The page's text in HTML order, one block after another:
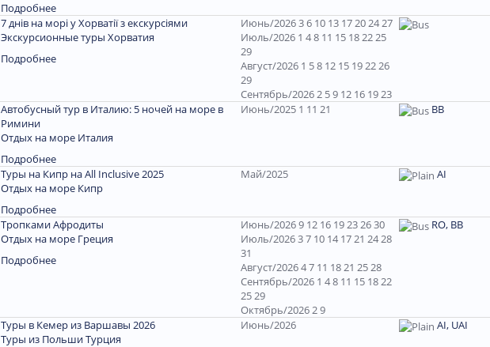
Подробнее
7 днів на морі у Хорватії з екскурсіями
Экскурсионные туры Хорватия
Подробнее
Июнь/2026 3 6 10 13 17 20 24 27
Июль/2026 1 4 8 11 15 18 22 25
29
Август/2026 1 5 8 12 15 19 22 26
29
Сентябрь/2026 2 5 9 12 16 19 23
Автобусный тур в Италию: 5 ночей на море в
Римини
Отдых на море Италия
Подробнее
Июнь/2025 1 11 21 ВВ
Туры на Кипр на All Inclusive 2025
Отдых на море Кипр
Подробнее
Май/2025 AI
Тропками Афродиты
Отдых на море Греция
Подробнее
Июнь/2026 9 12 16 19 23 26 30
Июль/2026 3 7 10 14 17 21 24 28
31
Август/2026 4 7 11 18 21 25 28
Сентябрь/2026 1 4 8 11 15 18 22
25 29
Октябрь/2026 2 9
RO, BB
Туры в Кемер из Варшавы 2026
Туры из Польши Турция
Июнь/2026 AI, UAI